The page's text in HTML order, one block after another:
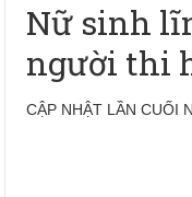
Nữ sinh
người thi
CẬP NHẬT LẦN CUỐI